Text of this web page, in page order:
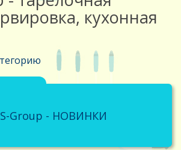
кухонная
Group - НОВИНКИ